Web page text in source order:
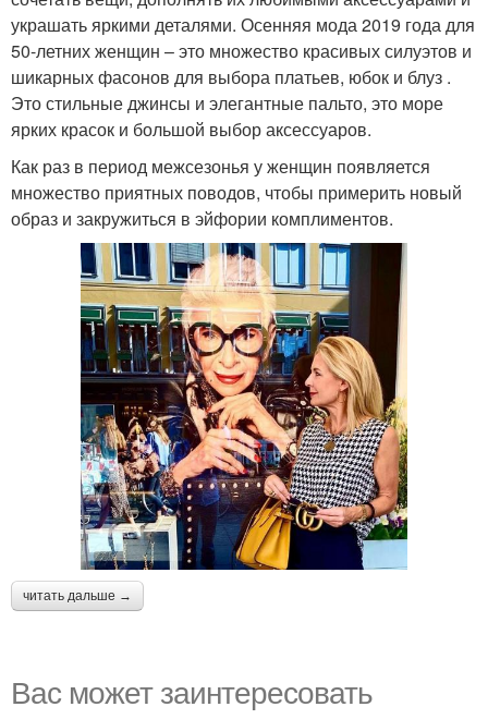
украшать яркими деталями. Осенняя мода 2019 года для
50-летних женщин – это множество красивых силуэтов и
шикарных фасонов для выбора платьев, юбок и блуз .
Это стильные джинсы и элегантные пальто, это море
ярких красок и большой выбор аксессуаров.
Как раз в период межсезонья у женщин появляется
множество приятных поводов, чтобы примерить новый
образ и закружиться в эйфории комплиментов.
читать дальше →
Вас может заинтересовать